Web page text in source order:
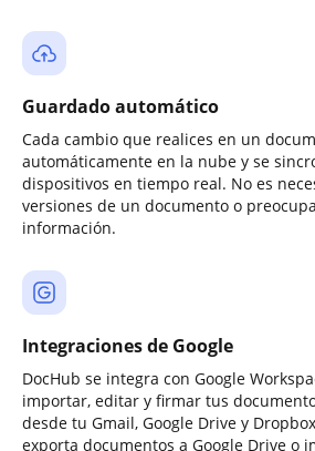
Guardado automático
Cada cambio que realices en un
automáticamente en la nube y se
dispositivos en tiempo real. No es
versiones de un documento o
información.
Integraciones de Google
DocHub se integra con Google
importar, editar y firmar tus
desde tu Gmail, Google Drive y
exporta documentos a Google Drive o